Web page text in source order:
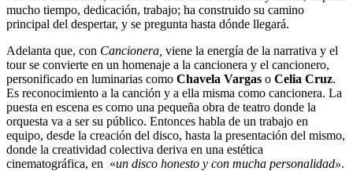
mucho tiempo, dedicación, trabajo; ha construido su camino
principal del despertar, y se pregunta hasta dónde llegará.
Adelanta que, con Cancionera, viene la energía de la narrativa y el
tour se convierte en un homenaje a la cancionera y el cancionero,
personificado en luminarias como Chavela Vargas o Celia Cruz.
Es reconocimiento a la canción y a ella misma como cancionera. La
puesta en escena es como una pequeña obra de teatro donde la
orquesta va a ser su público. Entonces habla de un trabajo en
equipo, desde la creación del disco, hasta la presentación del mismo,
donde la creatividad colectiva deriva en una estética
cinematográfica, en «un disco honesto y con mucha personalidad».